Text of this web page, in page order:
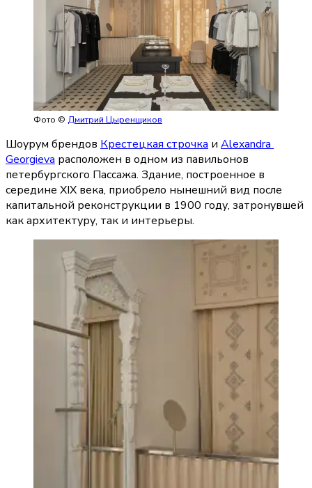
Фото © Дмитрий Цыренщиков
Шоурум брендов Крестецкая строчка и Alexandra
Georgieva расположен в одном из павильонов
петербургского Пассажа. Здание, построенное в
середине XIX века, приобрело нынешний вид после
капитальной реконструкции в 1900 году, затронувшей
как архитектуру, так и интерьеры.